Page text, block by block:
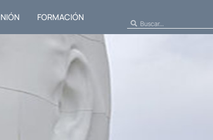
FORMACIÓN